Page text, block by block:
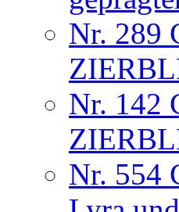
Nr. 289
Nr. 142
Nr. 554